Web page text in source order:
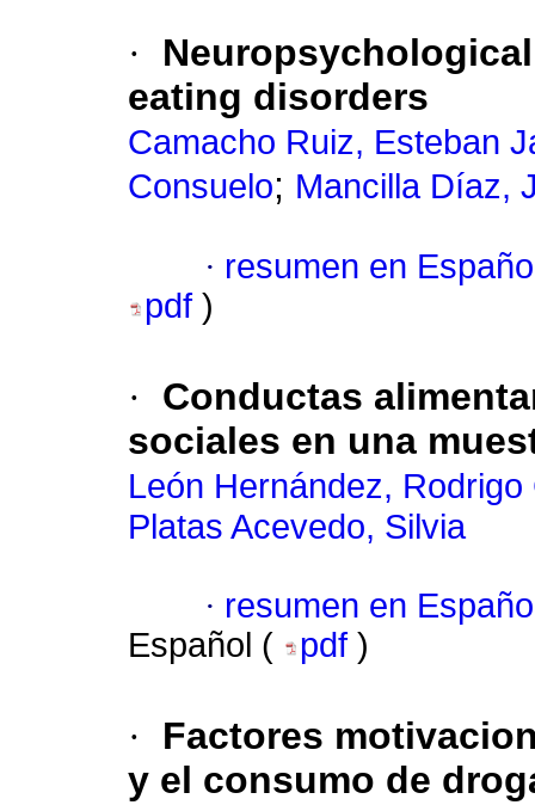
·
eating disorders
Camacho Ruiz, Esteban
Consuelo; Mancilla Díaz,
· resumen en
pdf )
·
Conductas
sociales en una
León Hernández, Rodrigo
Platas Acevedo, Silvia
· resumen en
Español (
pdf )
·
Factores
y el consumo de